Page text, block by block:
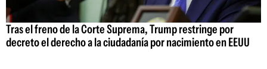
Tras el freno de la Corte Suprema, Trump restringe por
decreto el derecho a la ciudadanía por nacimiento en EEUU